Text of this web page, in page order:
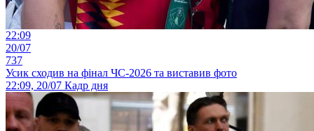
22:09
20/07
737
Усик сходив на фінал ЧС-2026 та виставив фото
22:09, 20/07 Кадр дня